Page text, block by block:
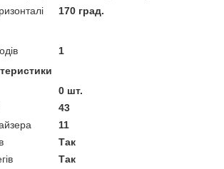
170 град.
1
0 шт.
43
11
Так
Так